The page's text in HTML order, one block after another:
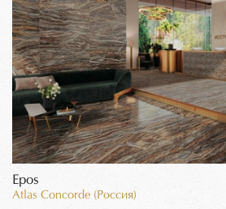
Epos
Atlas Concorde (Россия)